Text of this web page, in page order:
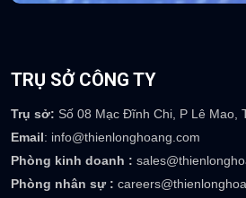
TRỤ SỞ CÔNG TY
Trụ sở: Số 08 Mạc Đĩnh Chi, P Lê Mao,
Email: info@thienlonghoang.com
Phòng kinh doanh :
Phòng nhân sự :